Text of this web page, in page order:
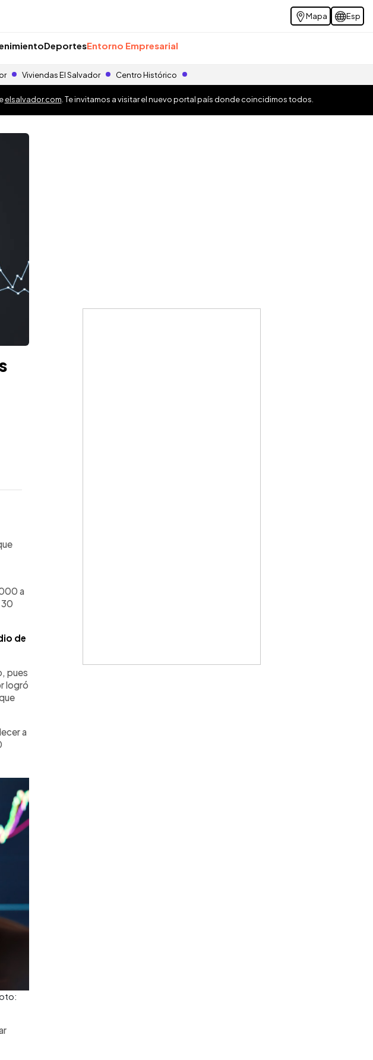
Mapa Esp
DeportesEntorno Empresarial
Viviendas El Salvador Centro Histórico
elsalvador.com . Te invitamos a visitar el nuevo portal país donde coincidimos todos.
a
30
de
pues
logró
a